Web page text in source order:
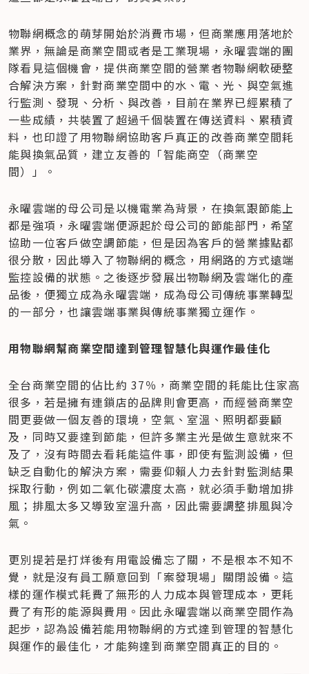
物聯網概念的萌芽開始於消費市場，但商業應用落地於
業界，無論是商業空間或者是工業現場，永曜雲端的團
隊看見這個機會，提供商業空間的營業者物聯網軟硬整
合解決方案，針對商業空間中的水、電、光、與空氣進
行監測、發現、分析、與改善，目前在業界已經累積了
一些成績，共裝置了超過千個裝置在傳送資料、累積資
料，也印證了用物聯網協助客戶真正的改善商業空間耗
能與換氣品質，建立友善的「智能商空（商業空
間）」。
永曜雲端的母公司是以機電業為背景，在換氣跟節能上
都是強項，永曜雲端便源起於母公司的節能部門，希望
協助一位客戶做空調節能，但是因為客戶的營業據點都
很分散，因此導入了物聯網的概念，用網路的方式遠端
監控設備的狀態。之後逐步發展出物聯網及雲端化的產
品後，便獨立成為永曜雲端，成為母公司傳統事業轉型
的一部分，也讓雲端事業與傳統事業獨立運作。
用物聯網幫商業空間達到管理智慧化與運作最佳化
全台商業空間的佔比約 37％，商業空間的耗能比住家高
很多，若是擁有連鎖店的品牌則會更高，而經營商業空
間更要做一個友善的環境，空氣、室溫、照明都要顧
及，同時又要達到節能，但許多業主光是做生意就來不
及了，沒有時間去看耗能這件事，即使有監測設備，但
缺乏自動化的解決方案，需要仰賴人力去針對監測結果
採取行動，例如二氧化碳濃度太高，就必須手動增加排
風；排風太多又導致室溫升高，因此需要調整排風與冷
氣。
更別提若是打烊後有用電設備忘了關，不是根本不知不
覺，就是沒有員工願意回到「案發現場」關閉設備。這
樣的運作模式耗費了無形的人力成本與管理成本，更耗
費了有形的能源與費用。因此永曜雲端以商業空間作為
起步，認為設備若能用物聯網的方式達到管理的智慧化
與運作的最佳化，才能夠達到商業空間真正的目的。